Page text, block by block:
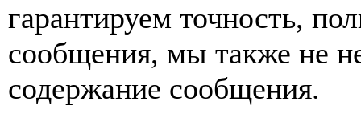
гарантируем точность,
сообщения, мы также не
содержание сообщения.